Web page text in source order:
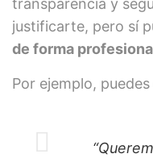
transparencia y
justificarte, pero sí
de forma
Por ejemplo,